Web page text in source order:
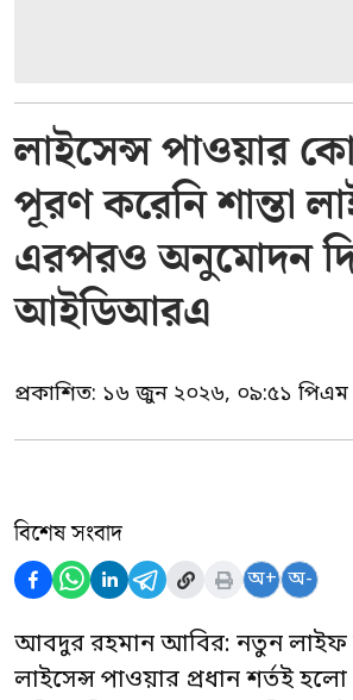
লাইসেন্স পাওয়ার
পূরণ করেনি শান্তা
এরপরও অনুমোদন
আইডিআরএ
প্রকাশিত: ১৬ জুন ২০২৬, ০৯:৫১ পিএম
বিশেষ সংবাদ
অ+ অ-
আবদুর রহমান আবির: নতুন লাইফ
লাইসেন্স পাওয়ার প্রধান শর্তই